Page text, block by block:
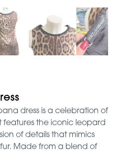
dress is a celebration of
features the iconic leopard
of details that mimics
Made from a blend of